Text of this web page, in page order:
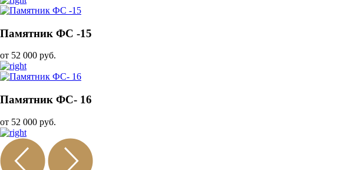
Памятник ФС -15
от 52 000 руб.
Памятник ФС- 16
от 52 000 руб.